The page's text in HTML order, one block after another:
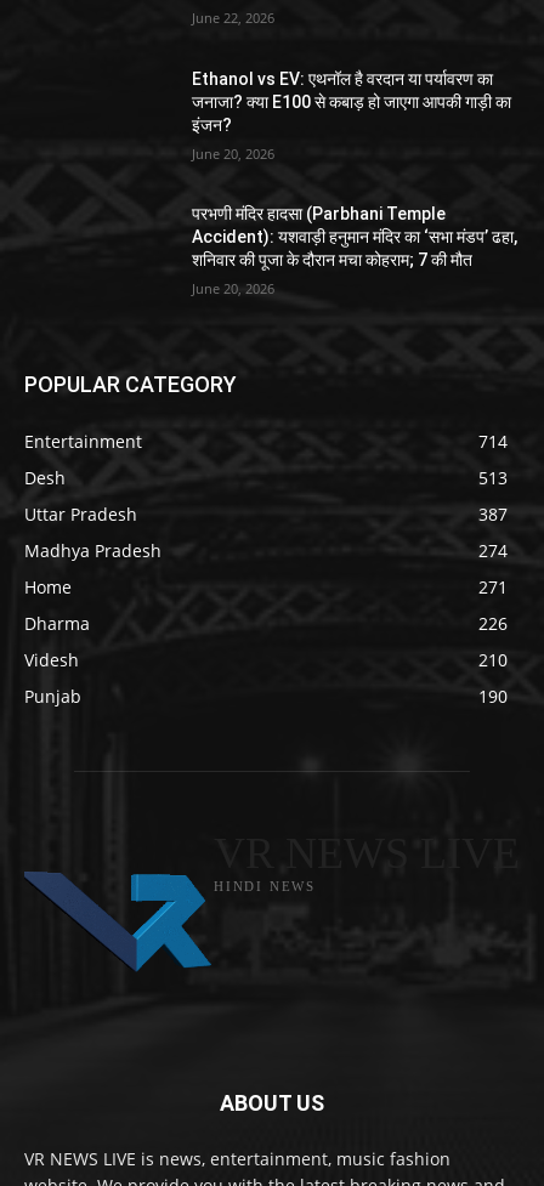
June 22, 2026
Ethanol vs EV: एथनॉल है वरदान या पर्यावरण का
जनाजा? क्या E100 से कबाड़ हो जाएगा आपकी गाड़ी का
इंजन?
June 20, 2026
परभणी मंदिर हादसा (Parbhani Temple
Accident): यशवाड़ी हनुमान मंदिर का ‘सभा मंडप’ ढहा,
शनिवार की पूजा के दौरान मचा कोहराम; 7 की मौत
June 20, 2026
POPULAR CATEGORY
Entertainment
714
Desh
513
Uttar Pradesh
387
Madhya Pradesh
274
Home
271
Dharma
226
Videsh
210
Punjab
190
HINDI NEWS
ABOUT US
VR NEWS LIVE is news, entertainment, music fashion